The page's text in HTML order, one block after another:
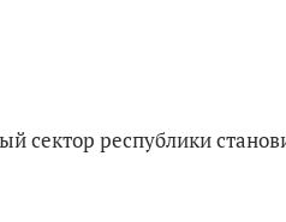
сектор республики